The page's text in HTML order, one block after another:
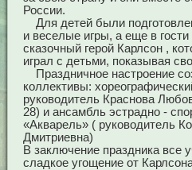
России.
Для детей были
и веселые игры, а еще в
сказочный герой Карлсон ,
играл с детьми, показывая
Праздничное настроение
коллективы:
руководитель Краснова
28) и ансамбль эстрадно -
«Акварель» ( руководитель
Дмитриевна)
В заключение праздника все
сладкое угощение от